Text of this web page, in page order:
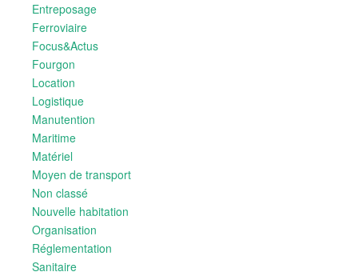
Entreposage
Ferroviaire
Focus&Actus
Fourgon
Location
Logistique
Manutention
Maritime
Matériel
Moyen de transport
Non classé
Nouvelle habitation
Organisation
Réglementation
Sanitaire